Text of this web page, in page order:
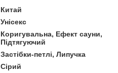
Китай
Унісекс
Коригувальна, Ефект сауни,
Підтягуючий
Застібки-петлі, Липучка
Сірий